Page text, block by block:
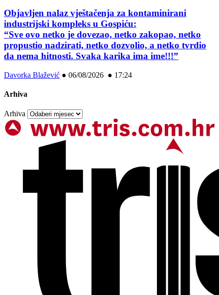
Objavljen nalaz vještačenja za kontaminirani
industrijski kompleks u Gospiću:
“Sve ovo netko je dovezao, netko zakopao, netko
propustio nadzirati, netko dozvolio, a netko tvrdio
da nema hitnosti. Svaka karika ima ime!!!”
Davorka Blažević ● 06/08/2026 ● 17:24
Arhiva
Arhiva